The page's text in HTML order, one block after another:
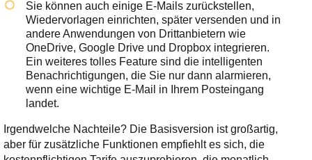
Sie können auch einige E-Mails zurückstellen,
Wiedervorlagen einrichten, später versenden und in
andere Anwendungen von Drittanbietern wie
OneDrive, Google Drive und Dropbox integrieren.
Ein weiteres tolles Feature sind die intelligenten
Benachrichtigungen, die Sie nur dann alarmieren,
wenn eine wichtige E-Mail in Ihrem Posteingang
landet.
Irgendwelche Nachteile? Die Basisversion ist großartig,
aber für zusätzliche Funktionen empfiehlt es sich, die